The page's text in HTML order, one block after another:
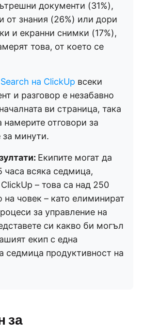
документи (31%),
от знания (26%) или дори
и екранни снимки (17%),
това, от което се
на ClickUp всеки
и разговор е незабавно
ви страница, така
отговори за
за минути.
Екипите могат да
часа всяка седмица,
– това са над 250
на човек – като елиминират
за управление на
си какво би могъл
екип с една
седмица продуктивност на
за